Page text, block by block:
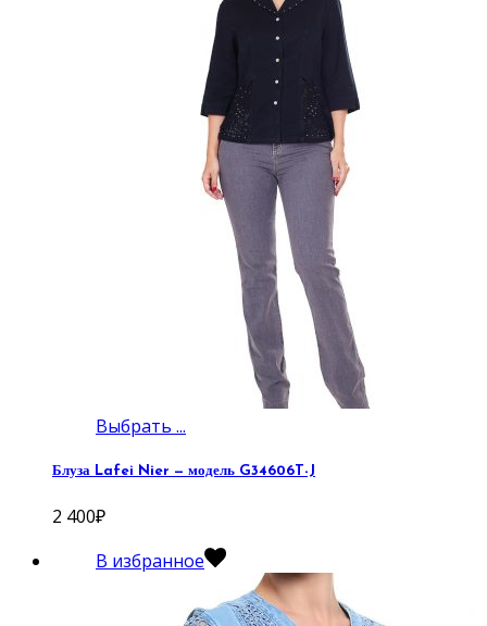
Выбрать ...
Блуза Lafei Nier — модель G34606T-J
2 400₽
В избранное